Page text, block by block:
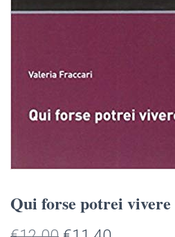
Qui forse potrei vivere